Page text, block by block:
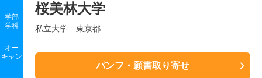
桜美林大学
私立大学 東京都
パンフ・願書取り寄せ
学部
学科
オー
キャン